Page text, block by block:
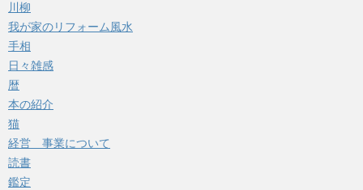
川柳
我が家のリフォーム風水
手相
日々雑感
暦
本の紹介
猫
経営 事業について
読書
鑑定